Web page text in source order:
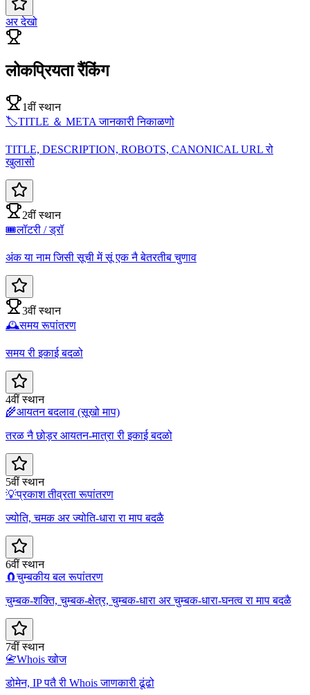
अर देखो
लोकप्रियता रैंकिंग
1वीं स्थान
🏷️TITLE ＆ META जानकारी निकाळणो
TITLE, DESCRIPTION, ROBOTS, CANONICAL URL रो
खुलासो
2वीं स्थान
🎟️लॉटरी / ड्रॉ
अंक या नाम जिसी सूची में सूं एक नै बेतरतीब चुणाव
3वीं स्थान
🕰️समय रूपांतरण
समय री इकाई बदळो
4वीं स्थान
🌾आयतन बदलाव (सूखो माप)
तरळ नै छोड़र आयतन-मात्रा री इकाई बदळो
5वीं स्थान
💡प्रकाश तीव्रता रूपांतरण
ज्योति, चमक अर ज्योति-धारा रा माप बदळै
6वीं स्थान
🧲चुम्बकीय बल रूपांतरण
चुम्बक-शक्ति, चुम्बक-क्षेत्र, चुम्बक-धारा अर चुम्बक-धारा-घनत्व रा माप बदळै
7वीं स्थान
📇Whois खोज
डोमेन, IP पतै री Whois जाणकारी ढूंढो